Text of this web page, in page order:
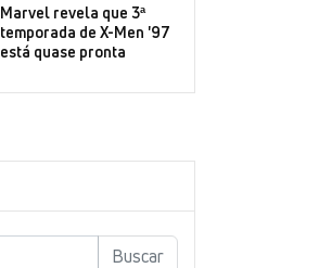
Marvel revela que 3ª
temporada de X-Men '97
está quase pronta